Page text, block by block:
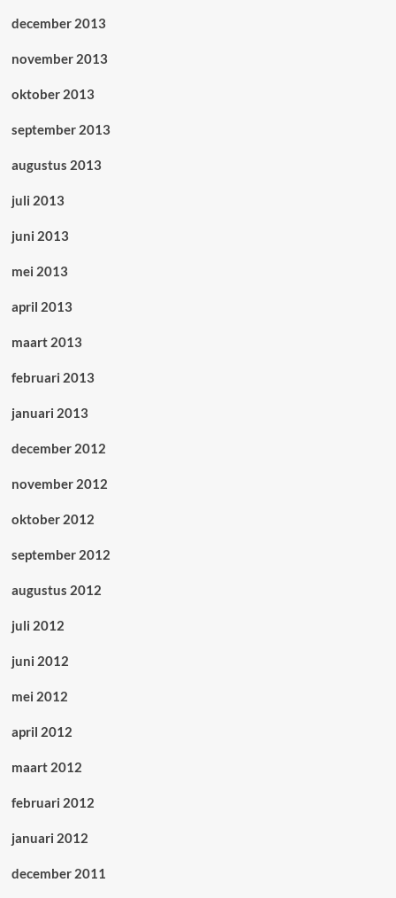
december 2013
november 2013
oktober 2013
september 2013
augustus 2013
juli 2013
juni 2013
mei 2013
april 2013
maart 2013
februari 2013
januari 2013
december 2012
november 2012
oktober 2012
september 2012
augustus 2012
juli 2012
juni 2012
mei 2012
april 2012
maart 2012
februari 2012
januari 2012
december 2011